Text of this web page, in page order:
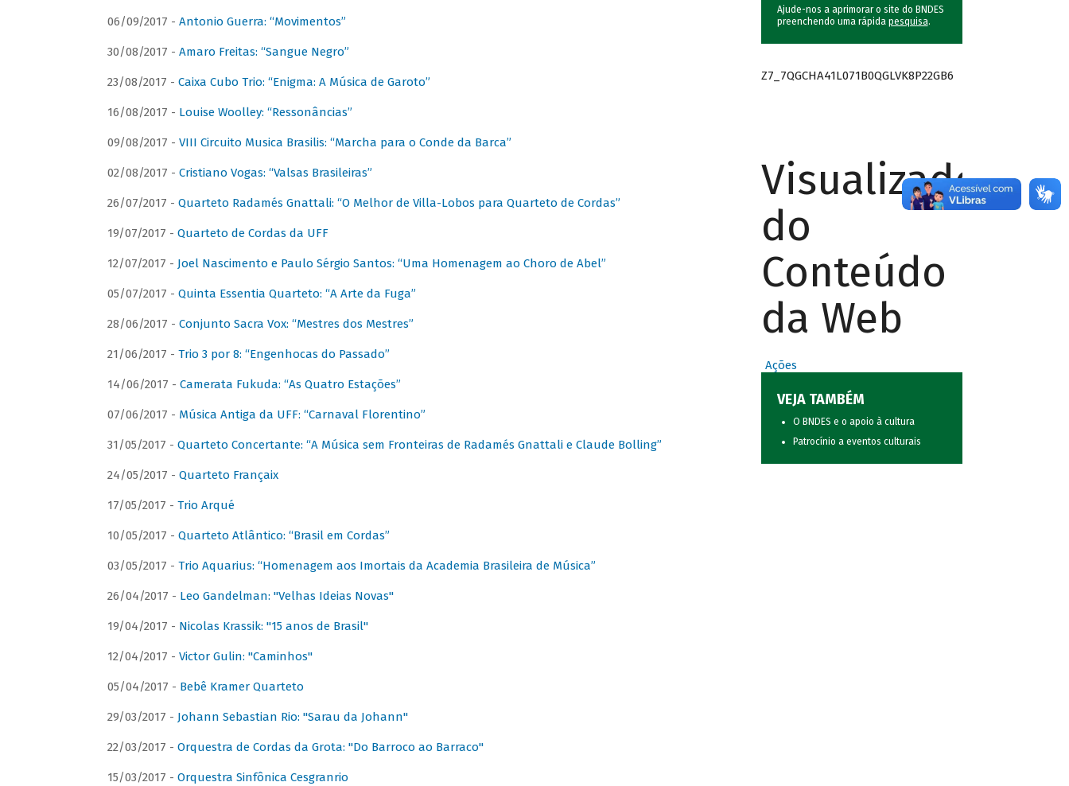
06/09/2017 - Antonio Guerra: “Movimentos”
30/08/2017 - Amaro Freitas: “Sangue Negro”
23/08/2017 - Caixa Cubo Trio: “Enigma: A Música de Garoto”
16/08/2017 - Louise Woolley: “Ressonâncias”
09/08/2017 - VIII Circuito Musica Brasilis: “Marcha para o Conde da Barca”
02/08/2017 - Cristiano Vogas: “Valsas Brasileiras”
26/07/2017 - Quarteto Radamés Gnattali: “O Melhor de Villa-Lobos para Quarteto de Cordas”
19/07/2017 - Quarteto de Cordas da UFF
12/07/2017 - Joel Nascimento e Paulo Sérgio Santos: “Uma Homenagem ao Choro de Abel”
05/07/2017 - Quinta Essentia Quarteto: “A Arte da Fuga”
28/06/2017 - Conjunto Sacra Vox: “Mestres dos Mestres”
21/06/2017 - Trio 3 por 8: “Engenhocas do Passado”
14/06/2017 - Camerata Fukuda: “As Quatro Estações”
07/06/2017 - Música Antiga da UFF: “Carnaval Florentino”
31/05/2017 - Quarteto Concertante: “A Música sem Fronteiras de Radamés Gnattali e Claude Bolling”
24/05/2017 - Quarteto Françaix
17/05/2017 - Trio Arqué
10/05/2017 - Quarteto Atlântico: “Brasil em Cordas”
03/05/2017 - Trio Aquarius: “Homenagem aos Imortais da Academia Brasileira de Música”
26/04/2017 - Leo Gandelman: "Velhas Ideias Novas"
19/04/2017 - Nicolas Krassik: "15 anos de Brasil"
12/04/2017 - Victor Gulin: "Caminhos"
05/04/2017 - Bebê Kramer Quarteto
29/03/2017 - Johann Sebastian Rio: "Sarau da Johann"
22/03/2017 - Orquestra de Cordas da Grota: "Do Barroco ao Barraco"
15/03/2017 - Orquestra Sinfônica Cesgranrio
Ajude-nos a aprimorar o site do BNDES
preenchendo uma rápida pesquisa.
Z7_7QGCHA41L071B0QGLVK8P22GB6
Visualizador
do
Conteúdo
da Web
Ações
VEJA TAMBÉM
O BNDES e o apoio à cultura
Patrocínio a eventos culturais